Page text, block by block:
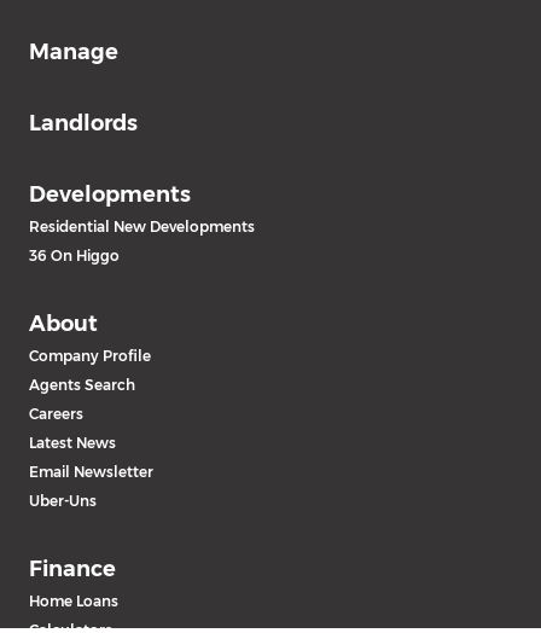
Manage
Landlords
Developments
Residential New Developments
36 On Higgo
About
Company Profile
Agents Search
Careers
Latest News
Email Newsletter
Uber-Uns
Finance
Home Loans